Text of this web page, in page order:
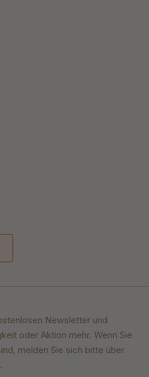
Newsletter und
oder Aktion mehr. Wenn Sie
melden Sie sich bitte über